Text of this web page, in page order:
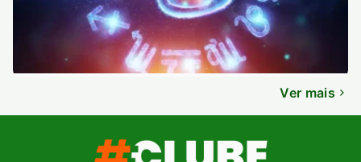
Ver mais